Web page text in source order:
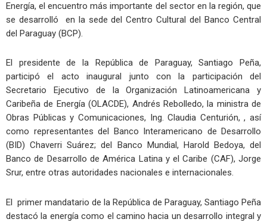
Energía, el encuentro más importante del sector en la región, que
se desarrolló en la sede del Centro Cultural del Banco Central
del Paraguay (BCP).
El presidente de la República de Paraguay, Santiago Peña,
participó el acto inaugural junto con la participación del
Secretario Ejecutivo de la Organización Latinoamericana y
Caribeña de Energía (OLACDE), Andrés Rebolledo, la ministra de
Obras Públicas y Comunicaciones, Ing. Claudia Centurión, , así
como representantes del Banco Interamericano de Desarrollo
(BID) Chaverri Suárez; del Banco Mundial, Harold Bedoya, del
Banco de Desarrollo de América Latina y el Caribe (CAF), Jorge
Srur, entre otras autoridades nacionales e internacionales.
El primer mandatario de la República de Paraguay, Santiago Peña
destacó la energía como el camino hacia un desarrollo integral y